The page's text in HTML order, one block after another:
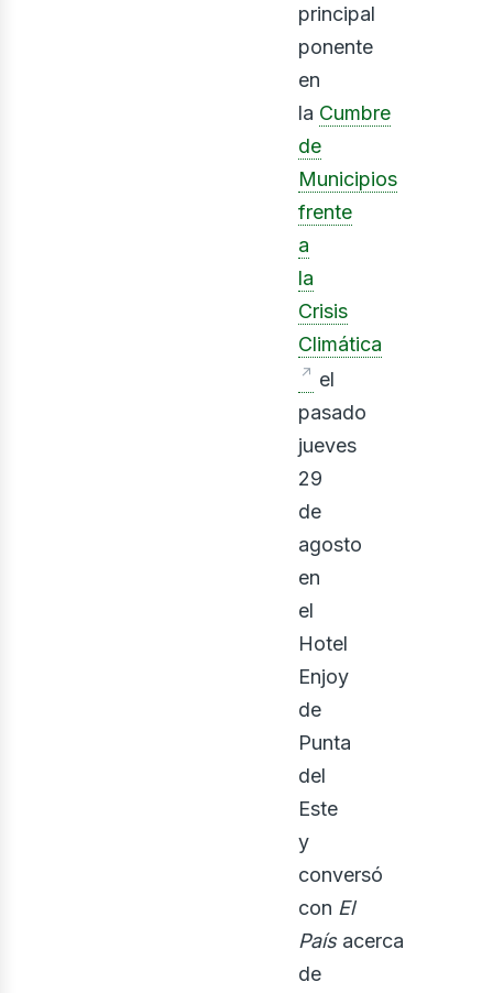
principal
ponente
en
la Cumbre
de
Municipios
frente
a
la
Crisis
Climática
el
pasado
jueves
29
de
agosto
en
el
Hotel
Enjoy
de
Punta
del
Este
y
conversó
con El
Paísacerca
de